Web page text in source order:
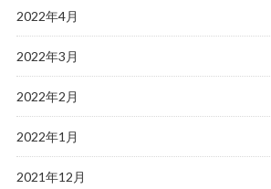
2022年4月
2022年3月
2022年2月
2022年1月
2021年12月